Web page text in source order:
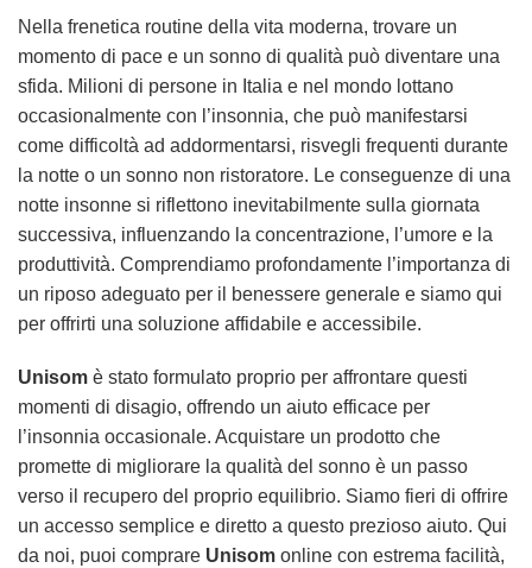
Nella frenetica routine della vita moderna, trovare un
momento di pace e un sonno di qualità può diventare una
sfida. Milioni di persone in Italia e nel mondo lottano
occasionalmente con l’insonnia, che può manifestarsi
come difficoltà ad addormentarsi, risvegli frequenti durante
la notte o un sonno non ristoratore. Le conseguenze di una
notte insonne si riflettono inevitabilmente sulla giornata
successiva, influenzando la concentrazione, l’umore e la
produttività. Comprendiamo profondamente l’importanza di
un riposo adeguato per il benessere generale e siamo qui
per offrirti una soluzione affidabile e accessibile.
Unisom è stato formulato proprio per affrontare questi
momenti di disagio, offrendo un aiuto efficace per
l’insonnia occasionale. Acquistare un prodotto che
promette di migliorare la qualità del sonno è un passo
verso il recupero del proprio equilibrio. Siamo fieri di offrire
un accesso semplice e diretto a questo prezioso aiuto. Qui
da noi, puoi comprare Unisom online con estrema facilità,